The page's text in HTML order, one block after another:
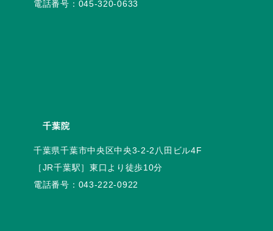
電話番号： 045-320-0633
千葉院
電話番号： 043-222-0922